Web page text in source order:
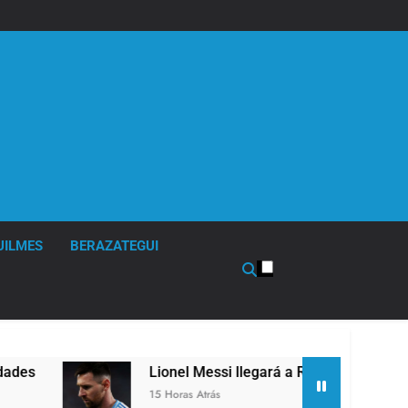
BERAZATEGUI
Lionel Messi llegará a Rosario para despedir a su padre
15 Horas Atrás